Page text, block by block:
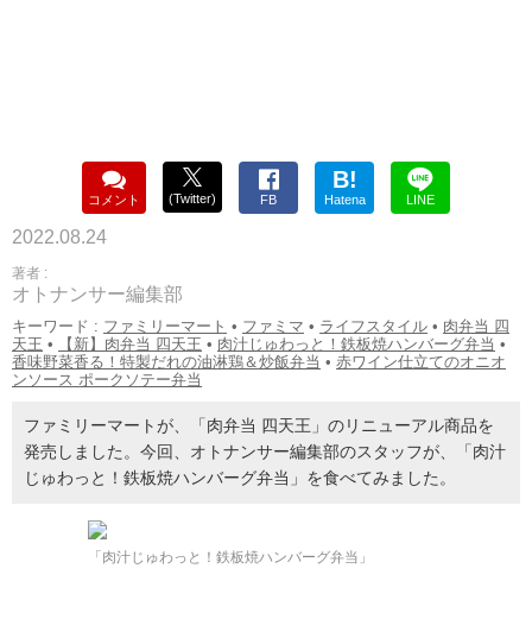
コメント (Twitter) FB
B!
Hatena LINE
2022.08.24
著者 :
オトナンサー編集部
キーワード : ファミリーマート • ファミマ • ライフスタイル • 肉弁当 四
天王 • 【新】肉弁当 四天王 • 肉汁じゅわっと！鉄板焼ハンバーグ弁当 •
香味野菜香る！特製だれの油淋鶏＆炒飯弁当 • 赤ワイン仕立てのオニオ
ンソース ポークソテー弁当
ファミリーマートが、「肉弁当 四天王」のリニューアル商品を
発売しました。今回、オトナンサー編集部のスタッフが、「肉汁
じゅわっと！鉄板焼ハンバーグ弁当」を食べてみました。
「肉汁じゅわっと！鉄板焼ハンバーグ弁当」